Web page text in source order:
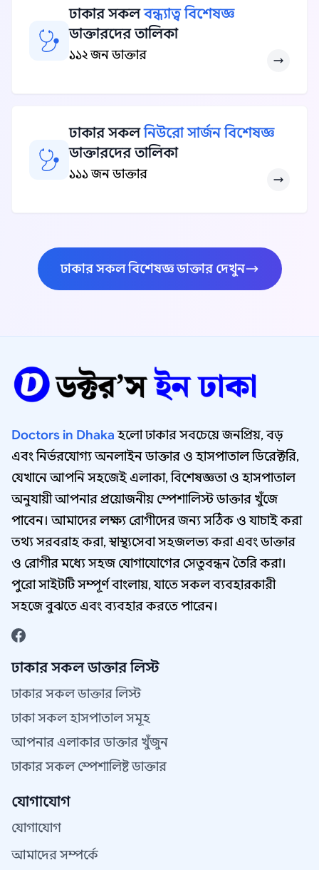
ঢাকার সকলবন্ধ্যাত্ব বিশেষজ্ঞ
ডাক্তারদের তালিকা
১১২ জন ডাক্তার
ঢাকার সকলনিউরো সার্জন বিশেষজ্ঞ
ডাক্তারদের তালিকা
১১১ জন ডাক্তার
ঢাকার সকল বিশেষজ্ঞ ডাক্তার দেখুন
Doctors in Dhakaহলো ঢাকার সবচেয়ে জনপ্রিয়, বড়
এবং নির্ভরযোগ্য অনলাইন ডাক্তার ও হাসপাতাল ডিরেক্টরি,
যেখানে আপনি সহজেই এলাকা, বিশেষজ্ঞতা ও হাসপাতাল
অনুযায়ী আপনার প্রয়োজনীয় স্পেশালিস্ট ডাক্তার খুঁজে
পাবেন। আমাদের লক্ষ্য রোগীদের জন্য সঠিক ও যাচাই করা
তথ্য সরবরাহ করা, স্বাস্থ্যসেবা সহজলভ্য করা এবং ডাক্তার
ও রোগীর মধ্যে সহজ যোগাযোগের সেতুবন্ধন তৈরি করা।
পুরো সাইটটি সম্পূর্ণ বাংলায়, যাতে সকল ব্যবহারকারী
সহজে বুঝতে এবং ব্যবহার করতে পারেন।
ঢাকার সকল ডাক্তার লিস্ট
ঢাকার সকল ডাক্তার লিস্ট
ঢাকা সকল হাসপাতাল সমূহ
আপনার এলাকার ডাক্তার খুঁজুন
ঢাকার সকল স্পেশালিষ্ট ডাক্তার
যোগাযোগ
যোগাযোগ
আমাদের সম্পর্কে